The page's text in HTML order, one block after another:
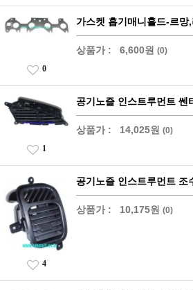
가스켓 흡기매니홀드-르망
상품가 : 6,600원 (0)
0
공기노즐 인스트루먼트 쎈
상품가 : 14,025원 (0)
1
공기노즐 인스트루먼트 조
상품가 : 10,175원 (0)
4